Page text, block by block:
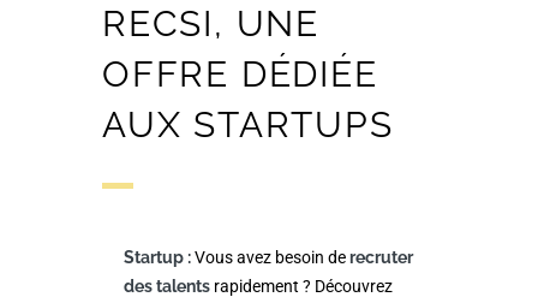
RECSI, UNE
OFFRE DÉDIÉE
AUX STARTUPS
Startup :Vous avez besoin derecruter
des talents rapidement ? Découvrez